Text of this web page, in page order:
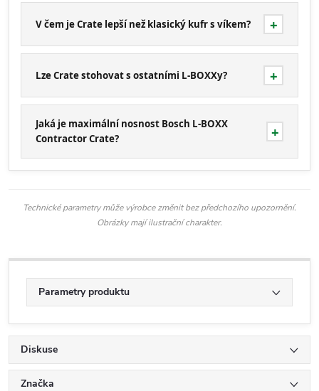
V čem je Crate lepší než klasický kufr s víkem?
Lze Crate stohovat s ostatními L-BOXXy?
Jaká je maximální nosnost Bosch L-BOXX
Contractor Crate?
Technické parametry může výrobce změnit bez předchozího upozornění.
Obrázky mají ilustrační charakter.
Parametry produktu
Diskuse
Značka